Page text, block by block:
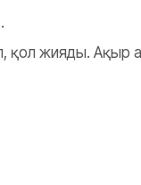
жияды. Ақыр